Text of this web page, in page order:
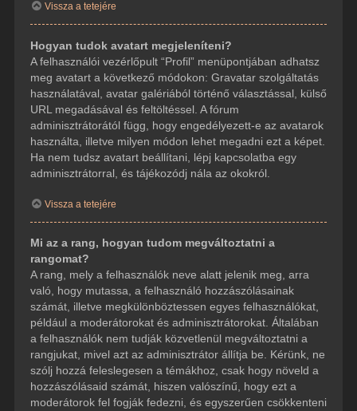
Vissza a tetejére
Hogyan tudok avatart megjeleníteni?
A felhasználói vezérlőpult “Profil” menüpontjában adhatsz
meg avatart a következő módokon: Gravatar szolgáltatás
használatával, avatar galériából történő választással, külső
URL megadásával és feltöltéssel. A fórum
adminisztrátorától függ, hogy engedélyezett-e az avatarok
használta, illetve milyen módon lehet megadni ezt a képet.
Ha nem tudsz avatart beállítani, lépj kapcsolatba egy
adminisztrátorral, és tájékozódj nála az okokról.
Vissza a tetejére
Mi az a rang, hogyan tudom megváltoztatni a
rangomat?
A rang, mely a felhasználók neve alatt jelenik meg, arra
való, hogy mutassa, a felhasználó hozzászólásainak
számát, illetve megkülönböztessen egyes felhasználókat,
például a moderátorokat és adminisztrátorokat. Általában
a felhasználók nem tudják közvetlenül megváltoztatni a
rangjukat, mivel azt az adminisztrátor állítja be. Kérünk, ne
szólj hozzá feleslegesen a témákhoz, csak hogy növeld a
hozzászólásaid számát, hiszen valószínű, hogy ezt a
moderátorok fel fogják fedezni, és egyszerűen csökkenteni